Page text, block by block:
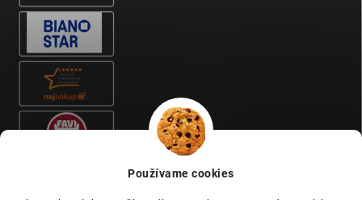
Používame cookies